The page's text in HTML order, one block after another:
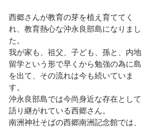
西郷さんが教育の芽を植え育ててく
れ、教育熱心な沖永良部島になりまし
た。
我が家も、祖父、子ども、孫と、内地
留学という形で早くから勉強の為に島
を出て、その流れは今も続いていま
す。
沖永良部島では今尚身近な存在として
語り継がれている西郷さん。
南洲神社そばの西郷南洲記念館では、